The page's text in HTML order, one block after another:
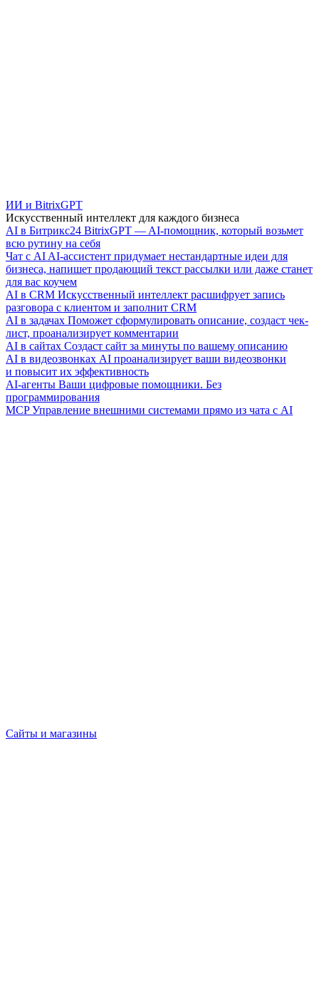
ИИ и BitrixGPT
Искусственный интеллект для каждого бизнеса
AI в Битрикс24 BitrixGPT — AI-помощник, который возьмет
всю рутину на себя
Чат с AI AI-ассистент придумает нестандартные идеи для
бизнеса, напишет продающий текст рассылки или даже станет
для вас коучем
AI в CRM Искусственный интеллект расшифрует запись
разговора с клиентом и заполнит CRM
AI в задачах Поможет сформулировать описание, создаст чек-
лист, проанализирует комментарии
AI в сайтах Создаст сайт за минуты по вашему описанию
AI в видеозвонках AI проанализирует ваши видеозвонки
и повысит их эффективность
AI-агенты Ваши цифровые помощники. Без
программирования
MCP Управление внешними системами прямо из чата с AI
Сайты и магазины